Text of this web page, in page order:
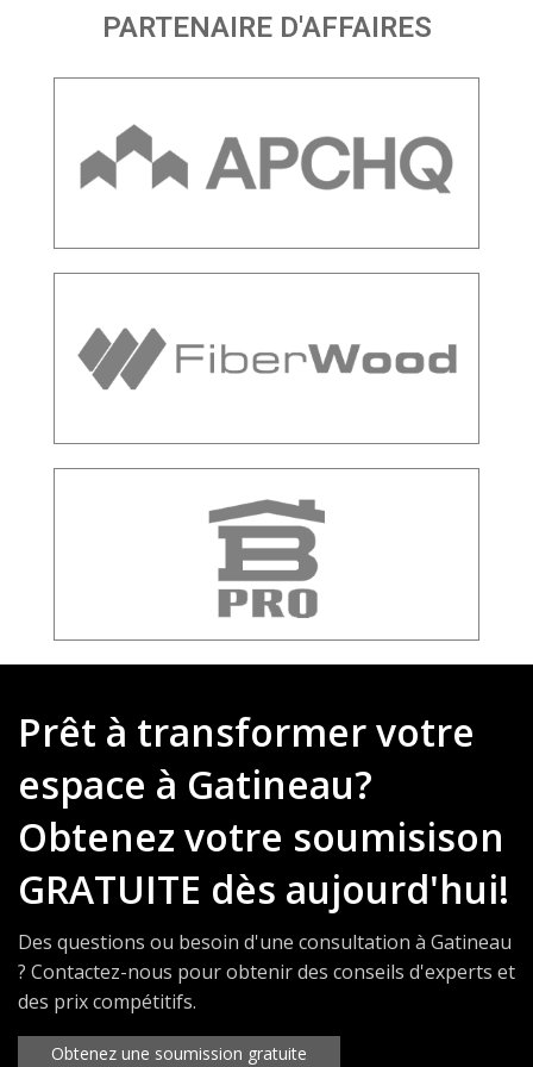
PARTENAIRE D'AFFAIRES
Prêt à transformer votre
espace à Gatineau?
Obtenez votre soumisison
GRATUITE dès aujourd'hui!
Des questions ou besoin d'une consultation à Gatineau
? Contactez-nous pour obtenir des conseils d'experts et
des prix compétitifs.
Obtenez une soumission gratuite